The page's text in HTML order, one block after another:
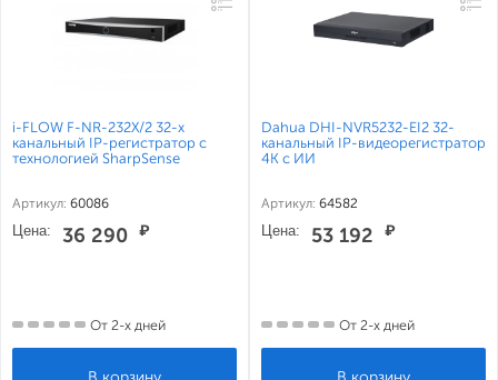
i-FLOW F-NR-232X/2 32-х
канальный IP-регистратор c
технологией SharpSense
Артикул: 60086
Цена: 36 290 ₽
От 2-х дней
Dahua DHI-NVR5232-EI2 32-
канальный IP-видеорегистратор
4K с ИИ
Артикул: 64582
Цена: 53 192 ₽
От 2-х дней